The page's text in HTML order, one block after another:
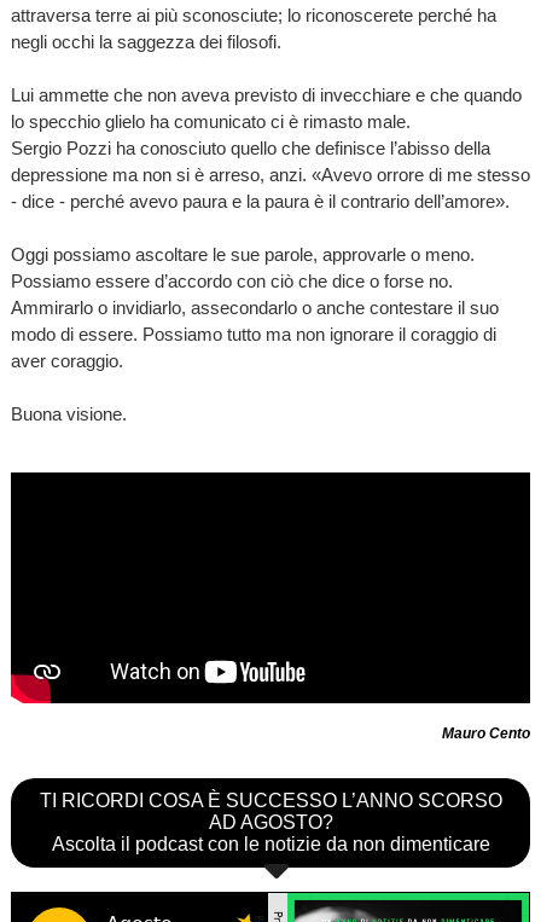
attraversa terre ai più sconosciute; lo riconoscerete perché ha
negli occhi la saggezza dei filosofi.
Lui ammette che non aveva previsto di invecchiare e che quando
lo specchio glielo ha comunicato ci è rimasto male.
Sergio Pozzi ha conosciuto quello che definisce l’abisso della
depressione ma non si è arreso, anzi. «Avevo orrore di me stesso
- dice - perché avevo paura e la paura è il contrario dell’amore».
Oggi possiamo ascoltare le sue parole, approvarle o meno.
Possiamo essere d’accordo con ciò che dice o forse no.
Ammirarlo o invidiarlo, assecondarlo o anche contestare il suo
modo di essere. Possiamo tutto ma non ignorare il coraggio di
aver coraggio.
Buona visione.
Mauro Cento
TI RICORDI COSA È SUCCESSO L’ANNO SCORSO
AD AGOSTO?
Ascolta il podcast con le notizie da non dimenticare